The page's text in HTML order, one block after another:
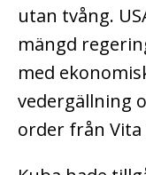
utan tvång.
mängd
med
vedergällning
order från Vita